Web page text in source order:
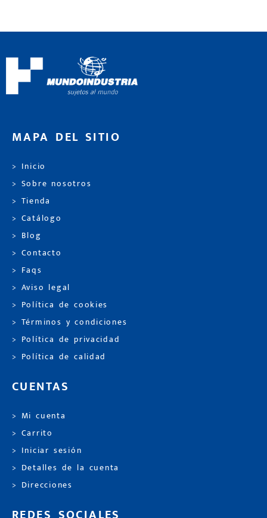
MAPA DEL SITIO
> Inicio
> Sobre nosotros
> Tienda
> Catálogo
> Blog
> Contacto
> Faqs
> Aviso legal
> Política de cookies
> Términos y condiciones
> Política de privacidad
> Política de calidad
CUENTAS
> Mi cuenta
> Carrito
> Iniciar sesión
> Detalles de la cuenta
> Direcciones